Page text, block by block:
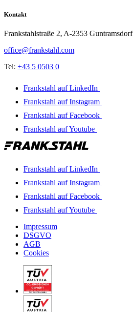
Kontakt
Frankstahlstraße 2, A-2353 Guntramsdorf
office@frankstahl.com
Tel: +43 5 0503 0
Frankstahl auf LinkedIn
Frankstahl auf Instagram
Frankstahl auf Facebook
Frankstahl auf Youtube
Frankstahl auf LinkedIn
Frankstahl auf Instagram
Frankstahl auf Facebook
Frankstahl auf Youtube
Impressum
DSGVO
AGB
Cookies